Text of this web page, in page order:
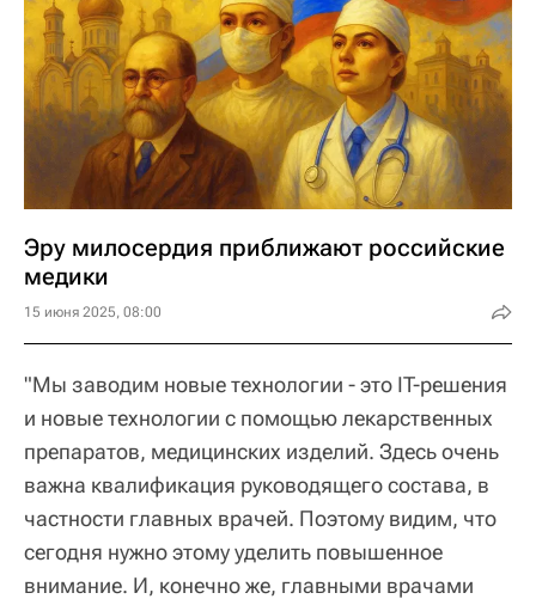
Эру милосердия приближают российские
медики
15 июня 2025, 08:00
"Мы заводим новые технологии - это IT-решения
и новые технологии с помощью лекарственных
препаратов, медицинских изделий. Здесь очень
важна квалификация руководящего состава, в
частности главных врачей. Поэтому видим, что
сегодня нужно этому уделить повышенное
внимание. И, конечно же, главными врачами